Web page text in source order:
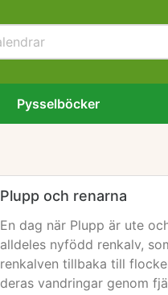
Pysselböcker
Plupp och renarna
En dag när Plupp är ute
alldeles nyfödd renkalv,
renkalven tillbaka till
deras vandringar genom